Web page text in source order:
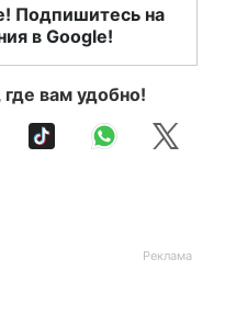
Подпишитесь на
в Google!
вам удобно!